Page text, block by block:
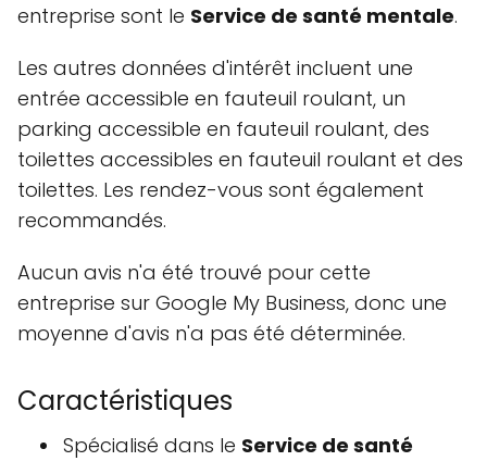
entreprise sont le Service de santé mentale.
Les autres données d'intérêt incluent une
entrée accessible en fauteuil roulant, un
parking accessible en fauteuil roulant, des
toilettes accessibles en fauteuil roulant et des
toilettes. Les rendez-vous sont également
recommandés.
Aucun avis n'a été trouvé pour cette
entreprise sur Google My Business, donc une
moyenne d'avis n'a pas été déterminée.
Caractéristiques
Spécialisé dans le Service de santé